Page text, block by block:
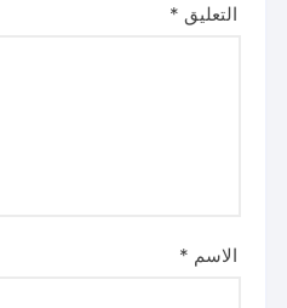
التعليق *
الاسم *